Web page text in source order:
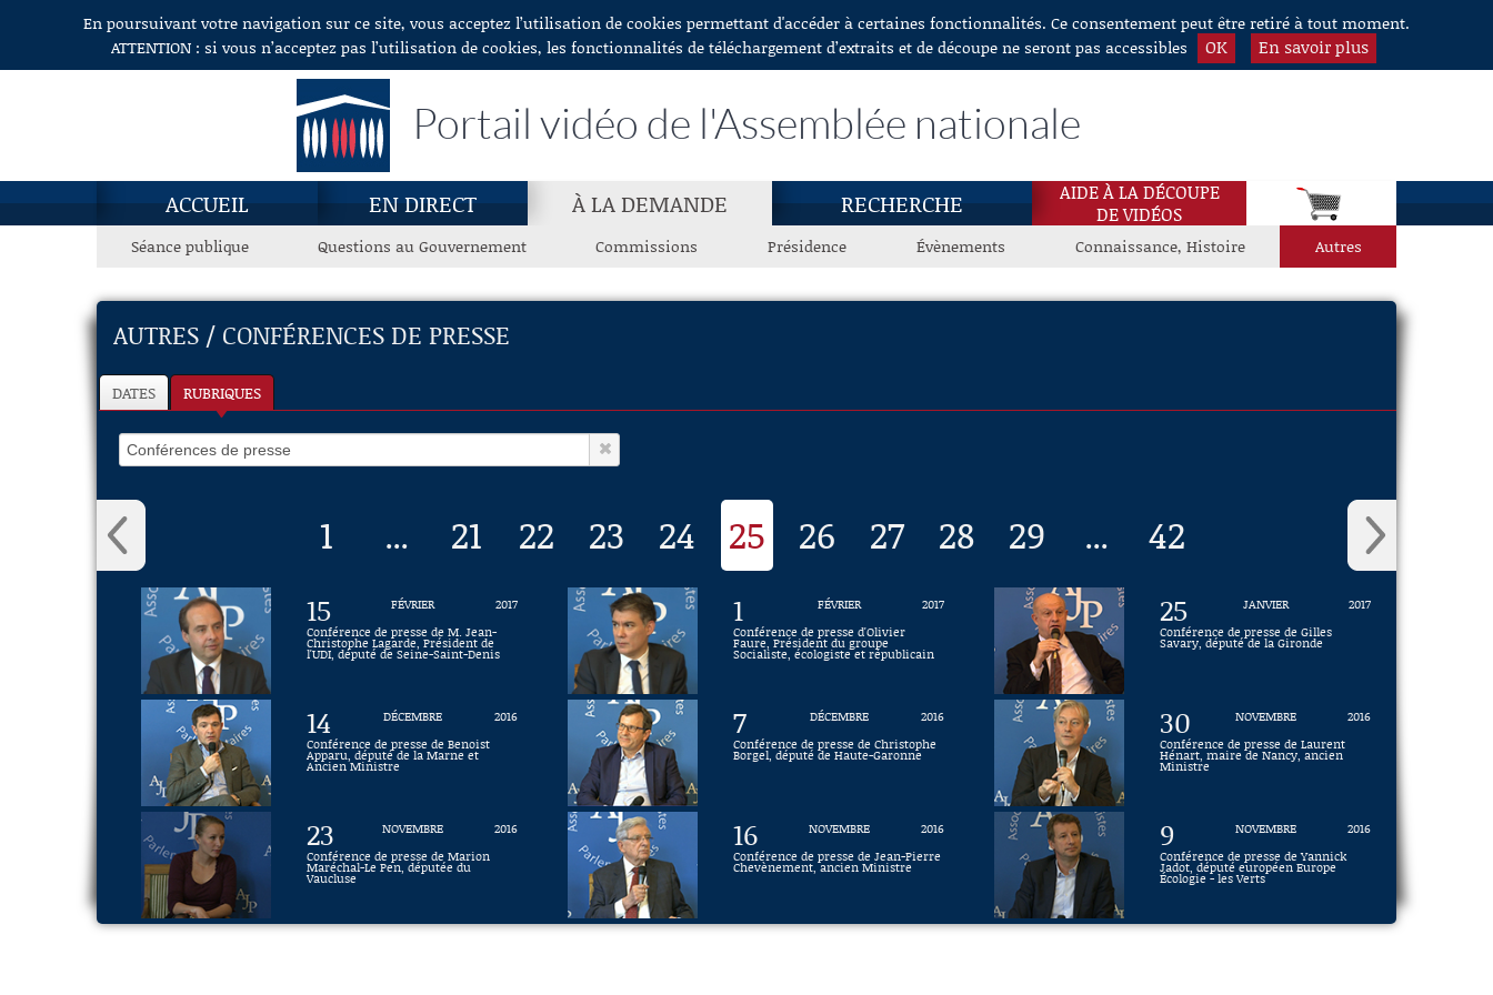
Aller au contenuEn poursuivant votre navigation sur ce site, vous acceptez l’utilisation de cookies permettant d'accéder à certaines fonctionnalités. Ce consentement peut être retiré à tout moment.
ATTENTION : si vous n’acceptez pas l’utilisation de cookies, les fonctionnalités de téléchargement d’extraits et de découpe ne seront pas accessibles
OK En savoir plus
Portail vidéo de l'Assemblée nationale
ACCUEIL EN DIRECT À LA DEMANDE RECHERCHE
AIDE À LA DÉCOUPE
DE VIDÉOS
Séance publique Questions au Gouvernement Commissions Présidence Évènements Connaissance, Histoire Autres
AUTRES / CONFÉRENCES DE PRESSE
DATES RUBRIQUES
1 ... 21 22 23 24 25 26 27 28 29 ... 42
15 FÉVRIER
2017
Conférence de presse de M. Jean-
Christophe Lagarde, Président de
l'UDI, député de Seine-Saint-Denis
1 FÉVRIER
2017
Conférence de presse d'Olivier
Faure, Président du groupe
Socialiste, écologiste et républicain
25 JANVIER
2017
Conférence de presse de Gilles
Savary, député de la Gironde
14 DÉCEMBRE
2016
Conférence de presse de Benoist
Apparu, député de la Marne et
Ancien Ministre
7 DÉCEMBRE
2016
Conférence de presse de Christophe
Borgel, député de Haute-Garonne
30 NOVEMBRE
2016
Conférence de presse de Laurent
Hénart, maire de Nancy, ancien
Ministre
23 NOVEMBRE
2016
Conférence de presse de Marion
Maréchal-Le Pen, députée du
Vaucluse
16 NOVEMBRE
2016
Conférence de presse de Jean-Pierre
Chevènement, ancien Ministre
9 NOVEMBRE
2016
Conférence de presse de Yannick
Jadot, député européen Europe
Écologie - les Verts